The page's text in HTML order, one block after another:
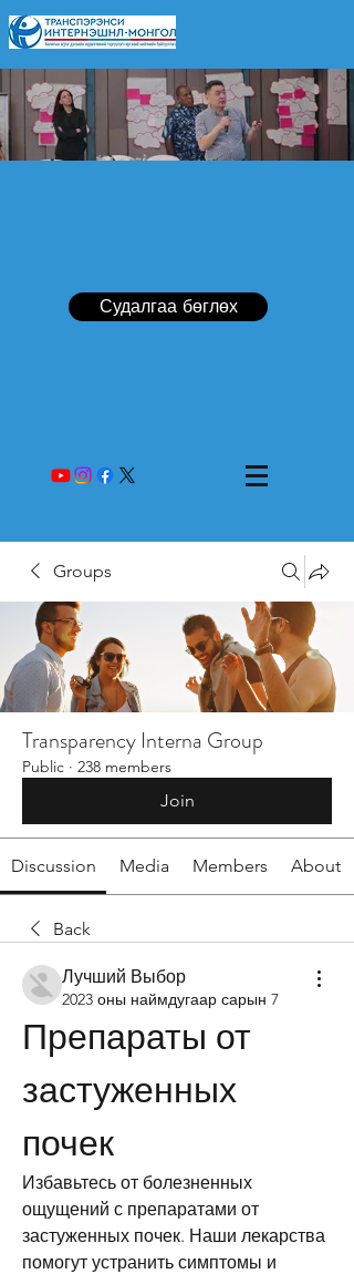
Судалгаа бөглөх
Groups
Transparency Interna Group
Public · 238 members
Join
Discussion Media Members About
Back
Лучший Выбор
2023 оны наймдугаар сарын 7
Препараты от
застуженных
почек
Избавьтесь от болезненных
ощущений с препаратами от
застуженных почек. Наши лекарства
помогут устранить симптомы и